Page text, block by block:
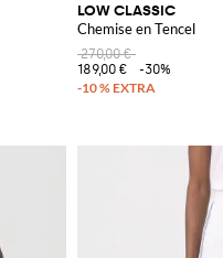
LOW CLASSIC
Chemise en Tencel
270,00 €
189,00 €
-30%